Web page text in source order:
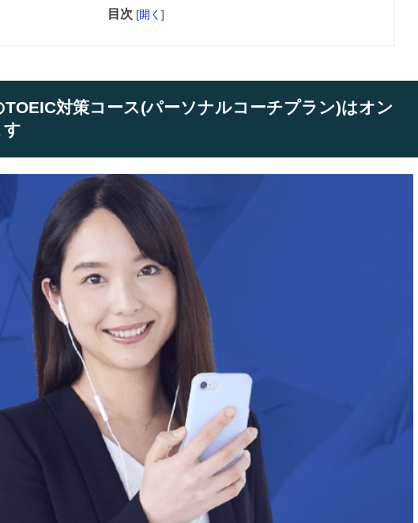
目次 [開く ]
対策コース(パーソナルコーチプラン)はオン
す